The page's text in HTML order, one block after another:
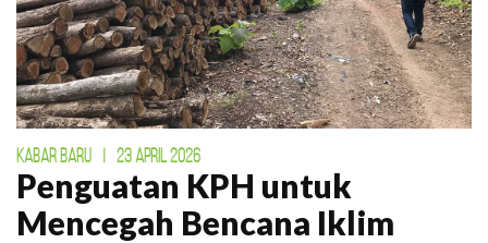
KABAR BARU | 23 APRIL 2026
Penguatan KPH untuk
Mencegah Bencana Iklim